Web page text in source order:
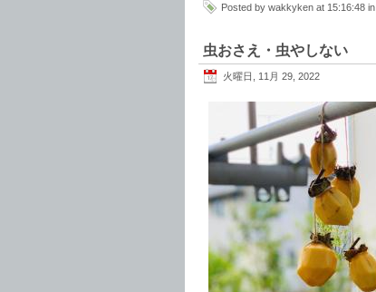
Posted by wakkyken at 15:16:48 in
虫おさえ・虫やしない
火曜日, 11月 29, 2022